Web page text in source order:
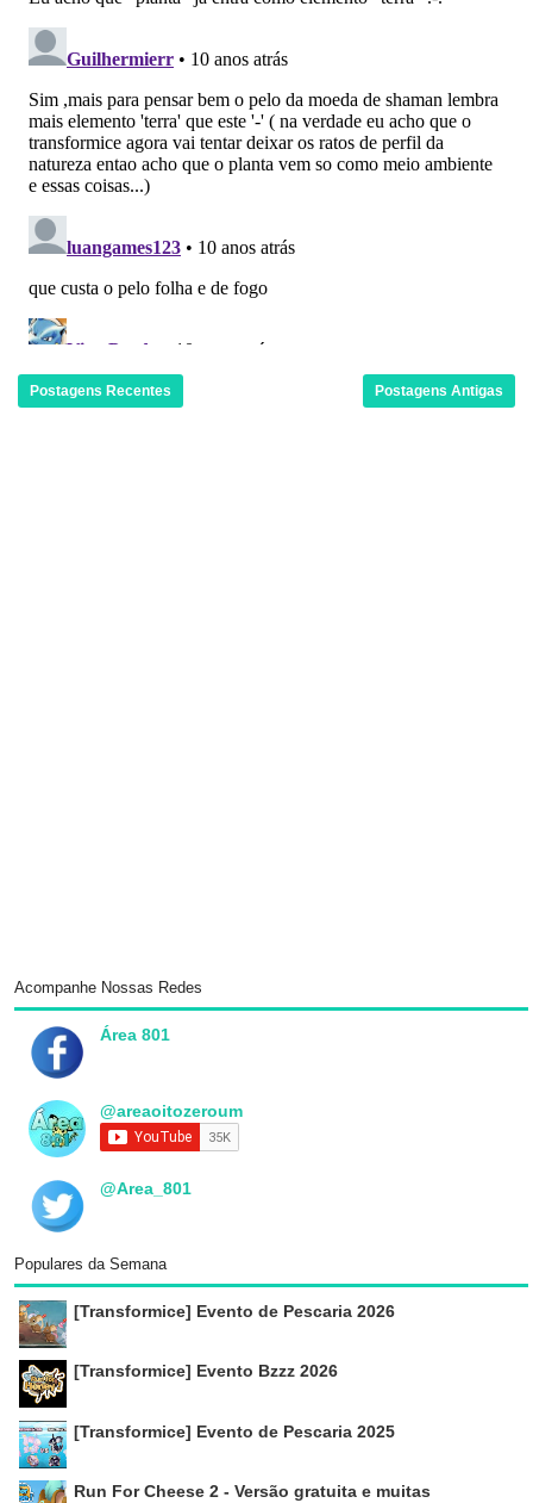
Postagens Recentes Postagens Antigas
Acompanhe Nossas Redes
Área 801
@areaoitozeroum
@Area_801
Populares da Semana
[Transformice] Evento de Pescaria 2026
[Transformice] Evento Bzzz 2026
[Transformice] Evento de Pescaria 2025
Run For Cheese 2 - Versão gratuita e muitas